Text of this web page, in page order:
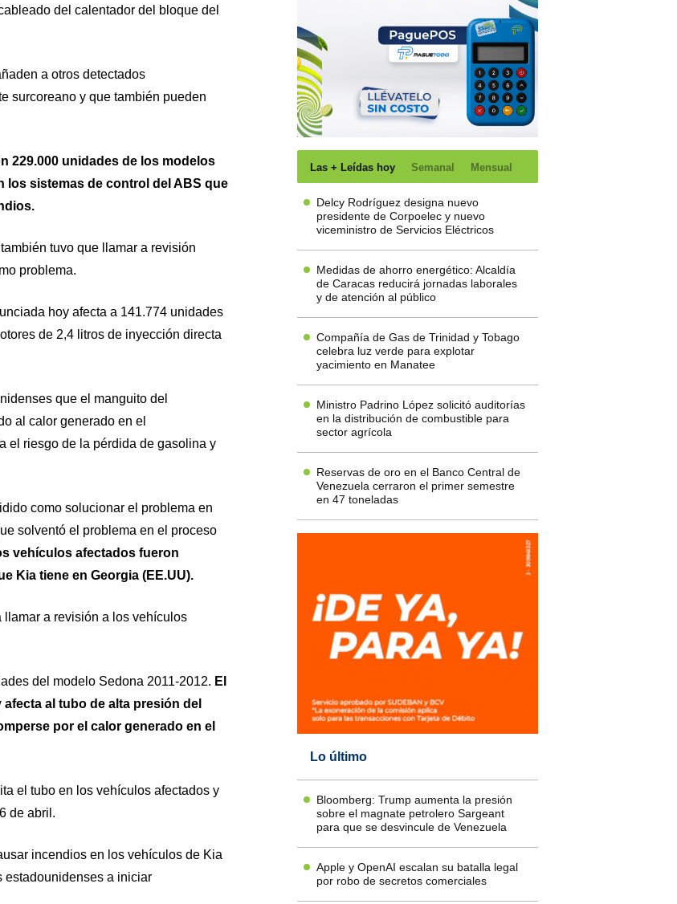
del calentador del bloque del
a otros detectados
surcoreano y que también pueden
229.000 unidades de los modelos
los sistemas de control del ABS que
tuvo que llamar a revisión
problema.
hoy afecta a 141.774 unidades
de 2,4 litros de inyección directa
que el manguito del
al calor generado en el
el riesgo de la pérdida de gasolina y
como solucionar el problema en
solventó el problema en el proceso
vehículos afectados fueron
Kia tiene en Georgia (EE.UU).
a revisión a los vehículos
del modelo Sedona 2011-2012. El
al tubo de alta presión del
por el calor generado en el
el tubo en los vehículos afectados y
de abril.
incendios en los vehículos de Kia
estadounidenses a iniciar
Las + Leídas hoy Semanal Mensual
Delcy Rodríguez designa nuevo
presidente de Corpoelec y nuevo
viceministro de Servicios Eléctricos
Medidas de ahorro energético: Alcaldía
de Caracas reducirá jornadas laborales
y de atención al público
Compañía de Gas de Trinidad y Tobago
celebra luz verde para explotar
yacimiento en Manatee
Ministro Padrino López solicitó auditorías
en la distribución de combustible para
sector agrícola
Reservas de oro en el Banco Central de
Venezuela cerraron el primer semestre
en 47 toneladas
Lo último
Bloomberg: Trump aumenta la presión
sobre el magnate petrolero Sargeant
para que se desvincule de Venezuela
Apple y OpenAI escalan su batalla legal
por robo de secretos comerciales